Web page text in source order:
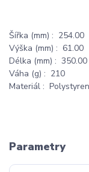
Šířka (mm) : 254.00
Výška (mm) : 61.00
Délka (mm) : 350.00
Váha (g) : 210
Materiál :
Parametry